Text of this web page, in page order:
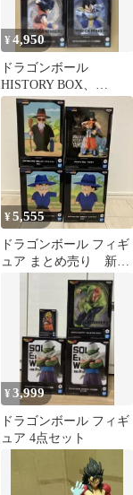
¥4,950
ドラゴンボール
HISTORY BOX、
MATCH MAKERS
¥5,555
ドラゴンボール フィギ
ュア まとめ売り 新品
未使用 SOFVIMATES
¥3,999
ドラゴンボール フィギ
ュア 4点セット